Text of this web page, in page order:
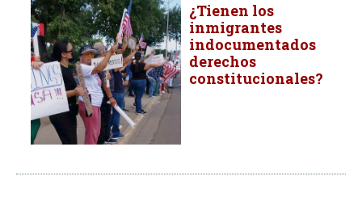
¿Tienen los
inmigrantes
indocumentados
derechos
constitucionales?